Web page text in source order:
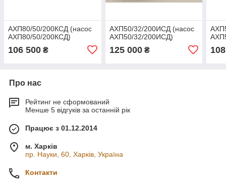
АХП80/50/200КСД (насос
АХП80/50/200КСД)
106 500 ₴
АХП50/32/200ИСД (насос
АХП50/32/200ИСД)
125 000₴
Про нас
Рейтинг не сформований
Менше 5 відгуків за останній рік
Працює з 01.12.2014
м. Харків
пр. Науки, 60, Харків, Україна
Контакти